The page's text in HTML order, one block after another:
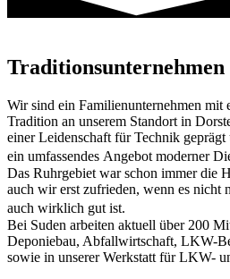
Traditions­unternehmen
Wir sind ein Familienunternehmen mit
Tradition an unserem Standort in
einer Leidenschaft für Technik
ein umfassendes Angebot moderner
Das Ruhrgebiet war schon immer die
auch wir erst zufrieden, wenn es nicht
auch wirklich gut ist.
Bei Suden arbeiten aktuell über 200
Deponiebau, Abfallwirtschaft, LKW-
sowie in unserer Werkstatt für LKW-